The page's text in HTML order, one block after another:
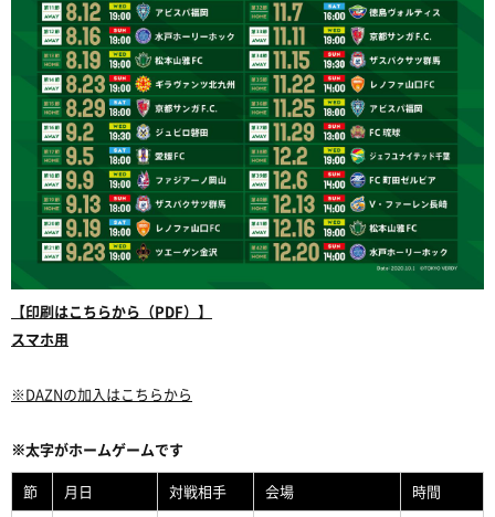
【印刷はこちらから（PDF）】
スマホ用
※DAZNの加入はこちらから
※太字がホームゲームです
節
月日 対戦相手 会場 時間